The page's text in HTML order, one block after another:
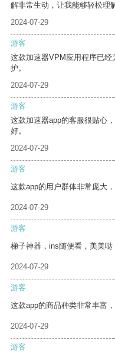
解非常生动，让我能够轻松理
2024-07-29
游客
这款加速器VPM应用程序已
护。
2024-07-29
游客
这款加速器app的客服很贴心
好。
2024-07-29
游客
这款app的用户群体非常庞大
2024-07-29
游客
梯子神器，ins随便看，美美哒
2024-07-29
游客
这款app的商品种类非常丰富
2024-07-29
游客